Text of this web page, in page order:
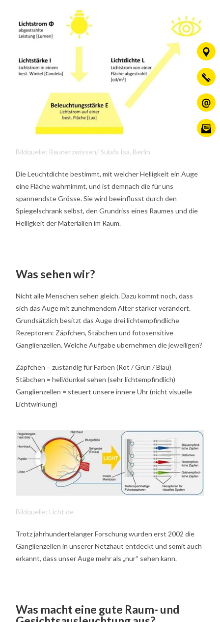
Bildquelle: Baunetzwissen/ Sulafa Isa, Berlin
Die Leuchtdichte bestimmt, mit welcher Helligkeit ein Auge
eine Fläche wahrnimmt, und ist demnach die für uns
spannendste Grösse. Sie wird beeinflusst durch den
Spiegelschrank selbst, den Grundriss eines Raumes und die
Helligkeit der Materialien im Raum.
Was sehen wir?
Nicht alle Menschen sehen gleich. Dazu kommt noch, dass
sich das Auge mit zunehmendem Alter stärker verändert.
Grundsätzlich besitzt das Auge drei lichtempfindliche
Rezeptoren: Zäpfchen, Stäbchen und fotosensitive
Ganglienzellen. Welche Aufgabe übernehmen die jeweiligen?
Zäpfchen = zuständig für Farben (Rot / Grün / Blau)
Stäbchen = hell/dunkel sehen (sehr lichtempfindlich)
Ganglienzellen = steuert unsere innere Uhr (nicht visuelle
Lichtwirkung)
Bildquelle: Licht.de
Trotz jahrhundertelanger Forschung wurden erst 2002 die
Ganglienzellen in unserer Netzhaut entdeckt und somit auch
erkannt, dass unser Auge mehr als „nur“ sehen kann.
Was macht eine gute Raum- und